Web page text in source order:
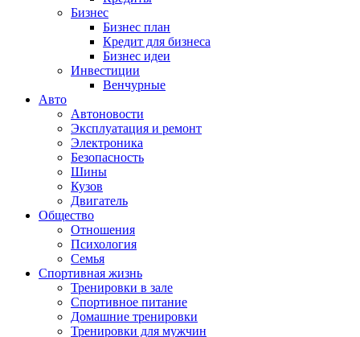
Бизнес
Бизнес план
Кредит для бизнеса
Бизнес идеи
Инвестиции
Венчурные
Авто
Автоновости
Эксплуатация и ремонт
Электроника
Безопасность
Шины
Кузов
Двигатель
Общество
Отношения
Психология
Семья
Спортивная жизнь
Тренировки в зале
Спортивное питание
Домашние тренировки
Тренировки для мужчин